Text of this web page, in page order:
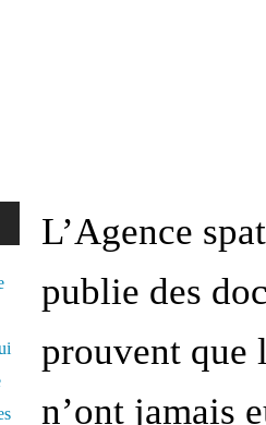
L’Agence
publie des
prouvent que
n’ont jamais